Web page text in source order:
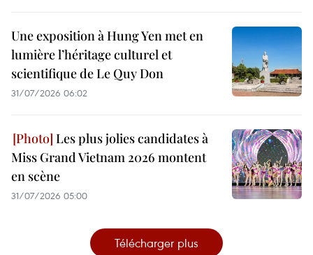
Une exposition à Hung Yen met en
lumière l’héritage culturel et
scientifique de Le Quy Don
31/07/2026 06:02
Les plus jolies candidates à
Miss Grand Vietnam 2026 montent
en scène
31/07/2026 05:00
Télécharger plus